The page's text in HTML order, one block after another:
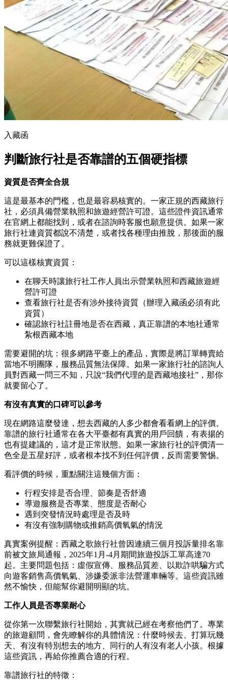
入藏函
判斷旅行社是否靠譜的五個硬指標
資質是否齊全合規
這是最基本的門檻，也是最容易核實的。一家正規的西藏旅行
社，必須具備營業執照和旅遊經營許可證。這些證件資訊通常
在官網上都能找到，或者在諮詢時客服也願意提供。如果一家
旅行社連資質都說不清楚，或者找各種理由推脫，那後面的服
務就更難保證了。
可以這樣核實資質：
在聊天時讓旅行社工作人員出示營業執照和西藏旅遊經
營許可證
查看旅行社是否有涉外接待資質（辦理入藏函必須有此
資質）
確認旅行社註冊地是否在西藏，真正靠譜的本地社通常
紮根西藏本地
需要避開的坑：很多網路平臺上的產品，實際是將訂單轉賣給
當地不明團隊，服務品質無法保障。如果一家旅行社的諮詢人
員對西藏一問三不知，只說“我們代理的是西藏地接社”，那你
就要留心了。
有沒有真實的口碑可以參考
現在網路這麼發達，想去西藏的人多少都會看看網上的評價。
靠譜的旅行社通常在各大平臺都有真實的用戶回饋，有表揚的
也有提建議的，這才是正常狀態。如果一家旅行社的評價清一
色全是五星好評，或者根本找不到任何評價，反而需要警惕。
看評價的時候，重點關注這幾個方面：
行程安排是否合理、節奏是否舒適
導遊服務是否專業、態度是否耐心
遇到突發情況時處理是否及時
有沒有強制購物或推銷高價氧氣的情況
真實案例提醒：西藏之歌旅行社曾因連續三個月投訴量排名靠
前被文旅局通報，2025年1月-4月期間旅遊投訴工單高達70
起。主要問題包括：虛假宣傳、服務品質差、以欺詐哄騙方式
向遊客銷售高價氧氣、涉嫌委派非法營運車輛等。這些資訊雖
然不愉快，但能幫你避開明顯的坑。
工作人員是否專業耐心
從你第一次聯繫旅行社開始，其實就已經在考察他們了。專業
的旅遊顧問，會先瞭解你的具體情況：什麼時候去、打算玩幾
天、有沒有特別想去的地方、同行的人有沒有老人小孩。根據
這些資訊，再給你推薦合適的行程。
靠譜旅行社的特徵：